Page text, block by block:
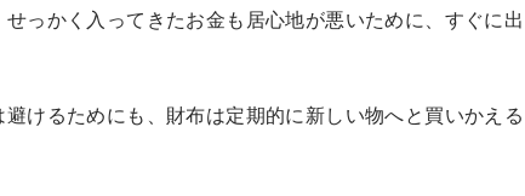
っかく入ってきたお金も居心地が悪いために、すぐに出
けるためにも、財布は定期的に新しい物へと買いかえる